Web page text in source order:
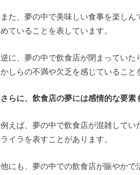
また、夢の中で美味しい食事を楽し
めていることを表しています。
逆に、夢の中で飲食店が閉まってい
かしらの不満や欠乏を感じていること
さらに、飲食店の夢には感情的な要素
例えば、夢の中で飲食店が混雑して
ライラを表すことがあります。
他にも、夢の中での飲食店が賑やか